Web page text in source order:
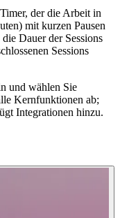
der die Arbeit in
mit kurzen Pausen
Dauer der Sessions
Sessions
und wählen Sie
Kernfunktionen ab;
Integrationen hinzu.